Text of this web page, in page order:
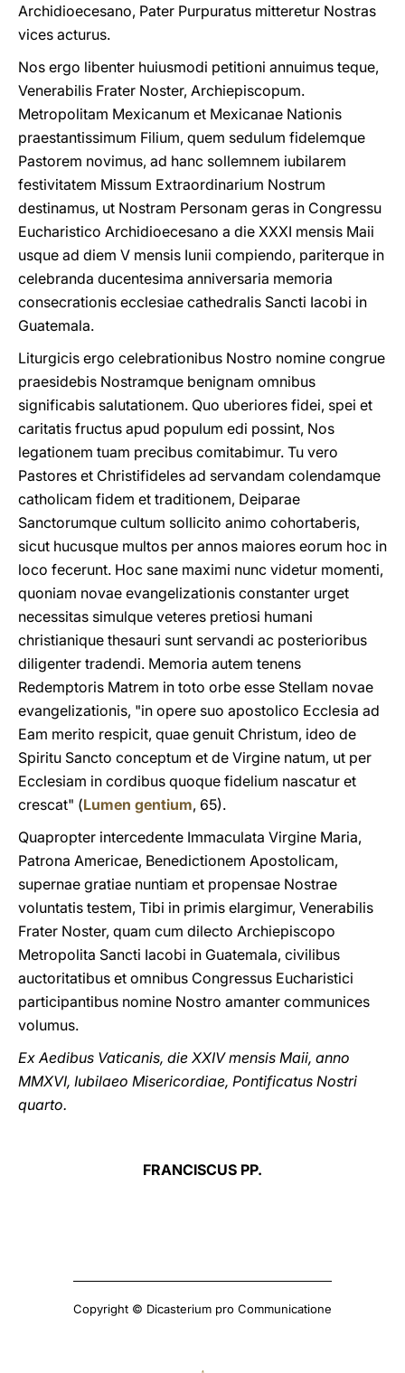
Archidioecesano, Pater Purpuratus mitteretur Nostras
vices acturus.
Nos ergo libenter huiusmodi petitioni annuimus teque,
Venerabilis Frater Noster, Archiepiscopum.
Metropolitam Mexicanum et Mexicanae Nationis
praestantissimum Filium, quem sedulum fidelemque
Pastorem novimus, ad hanc sollemnem iubilarem
festivitatem Missum Extraordinarium Nostrum
destinamus, ut Nostram Personam geras in Congressu
Eucharistico Archidioecesano a die XXXI mensis Maii
usque ad diem V mensis Iunii compiendo, pariterque in
celebranda ducentesima anniversaria memoria
consecrationis ecclesiae cathedralis Sancti Iacobi in
Guatemala.
Liturgicis ergo celebrationibus Nostro nomine congrue
praesidebis Nostramque benignam omnibus
significabis salutationem. Quo uberiores fidei, spei et
caritatis fructus apud populum edi possint, Nos
legationem tuam precibus comitabimur. Tu vero
Pastores et Christifideles ad servandam colendamque
catholicam fidem et traditionem, Deiparae
Sanctorumque cultum sollicito animo cohortaberis,
sicut hucusque multos per annos maiores eorum hoc in
loco fecerunt. Hoc sane maximi nunc videtur momenti,
quoniam novae evangelizationis constanter urget
necessitas simulque veteres pretiosi humani
christianique thesauri sunt servandi ac posterioribus
diligenter tradendi. Memoria autem tenens
Redemptoris Matrem in toto orbe esse Stellam novae
evangelizationis, "in opere suo apostolico Ecclesia ad
Eam merito respicit, quae genuit Christum, ideo de
Spiritu Sancto conceptum et de Virgine natum, ut per
Ecclesiam in cordibus quoque fidelium nascatur et
crescat" (Lumen gentium, 65).
Quapropter intercedente Immaculata Virgine Maria,
Patrona Americae, Benedictionem Apostolicam,
supernae gratiae nuntiam et propensae Nostrae
voluntatis testem, Tibi in primis elargimur, Venerabilis
Frater Noster, quam cum dilecto Archiepiscopo
Metropolita Sancti Iacobi in Guatemala, civilibus
auctoritatibus et omnibus Congressus Eucharistici
participantibus nomine Nostro amanter communices
volumus.
Ex Aedibus Vaticanis, die XXIV mensis Maii, anno
MMXVI, Iubilaeo Misericordiae, Pontificatus Nostri
quarto.
FRANCISCUS PP.
Copyright © Dicasterium pro Communicatione